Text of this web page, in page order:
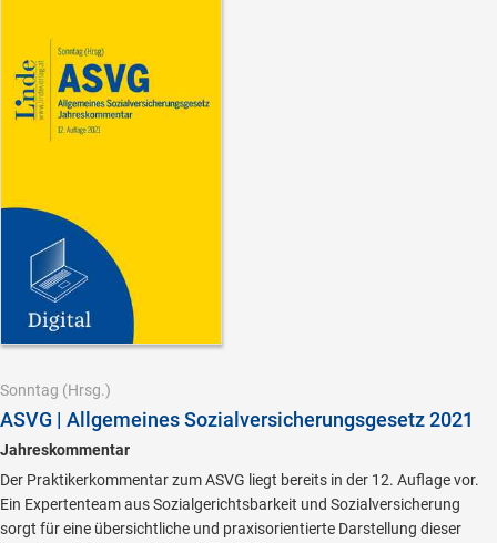
Sonntag (Hrsg.)
ASVG | Allgemeines Sozialversicherungsgesetz 2021
Jahreskommentar
Der Praktikerkommentar zum ASVG liegt bereits in der 12. Auflage vor.
Ein Expertenteam aus Sozialgerichtsbarkeit und Sozialversicherung
sorgt für eine übersichtliche und praxisorientierte Darstellung dieser